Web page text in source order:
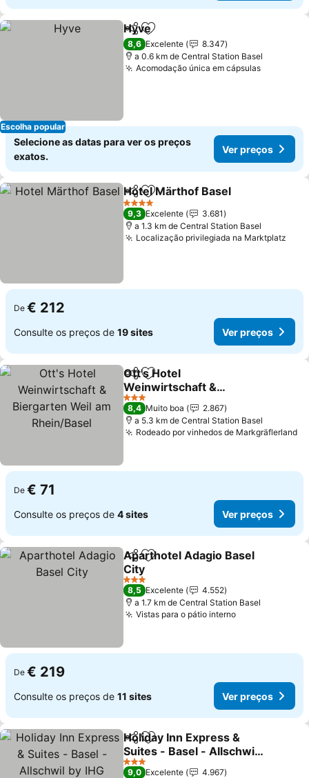
Escolha popular
PartilharAdicionar aos favoritos
Hyve
8,6 Excelente
8.347
a 0.6 km de Central Station Basel
Acomodação única em cápsulas
Selecione as datas para ver os preços
exatos.
Ver preços
PartilharAdicionar aos favoritos
Hotel Märthof Basel
4 Estrelas
9,3 Excelente
3.681
a 1.3 km de Central Station Basel
Localização privilegiada na Marktplatz
De € 212
Consulte os preços de 19 sites Ver preços
PartilharAdicionar aos favoritos
Ott's Hotel
Weinwirtschaft &
Biergarten Weil am
Rhein/Basel
3 Estrelas
8,4 Muito boa
2.867
a 5.3 km de Central Station Basel
Rodeado por vinhedos de Markgräflerland
De € 71
Consulte os preços de 4 sites Ver preços
PartilharAdicionar aos favoritos
Aparthotel Adagio Basel
City
3 Estrelas
8,5 Excelente
4.552
a 1.7 km de Central Station Basel
Vistas para o pátio interno
De € 219
Consulte os preços de 11 sites Ver preços
PartilharAdicionar aos favoritos
Holiday Inn Express &
Suites - Basel - Allschwil
by IHG
3 Estrelas
9,0 Excelente
4.967